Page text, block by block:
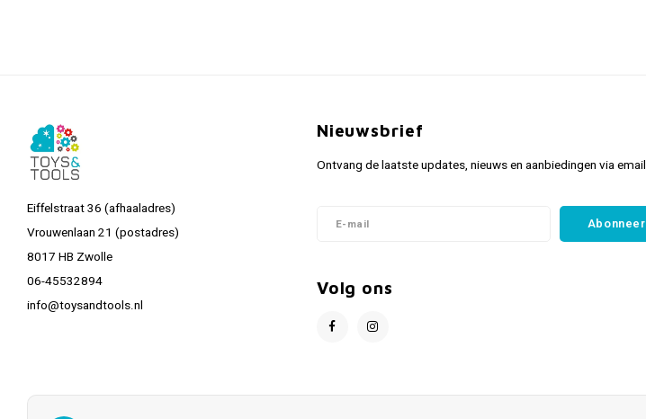
Eiffelstraat 36 (afhaaladres)
Vrouwenlaan 21 (postadres)
8017 HB Zwolle
06-45532894
info@toysandtools.nl
Nieuwsbrief
Ontvang de laatste updates, nieuws en aanbiedingen via email
Abonneer
Volg ons